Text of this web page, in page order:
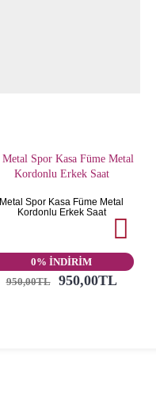
Metal Spor Kasa Füme Metal
Kordonlu Erkek Saat
0% İNDİRİM
950,00TL
950,00TL